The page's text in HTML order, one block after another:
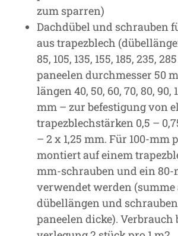
zum sparren)
Dachdübel und schrauben
aus trapezblech
85, 105, 135, 155, 185, 235,
paneelen durchmesser 50
längen 40, 50, 60, 70, 80, 90,
mm – zur befestigung von
trapezblechstärken 0,5 –
– 2 x 1,25 mm. Für 100-mm
montiert auf einem
mm-schrauben und ein 80-
verwendet werden (summe
dübellängen und
paneelen dicke). Verbrauch